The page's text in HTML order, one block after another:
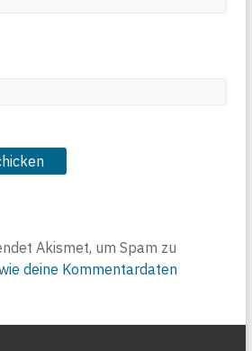
Akismet, um Spam zu
deine Kommentardaten